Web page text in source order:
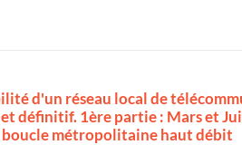
d'un réseau local de
définitif. 1ère partie : Mars et
métropolitaine haut débit